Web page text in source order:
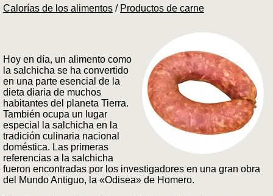
Calorías de los alimentos / Productos de carne
Hoy en día, un alimento como
la salchicha se ha convertido
en una parte esencial de la
dieta diaria de muchos
habitantes del planeta Tierra.
También ocupa un lugar
especial la salchicha en la
tradición culinaria nacional
doméstica. Las primeras
referencias a la salchicha
fueron encontradas por los investigadores en una gran obra
del Mundo Antiguo, la «Odisea» de Homero.